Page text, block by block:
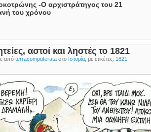
-Ο αρχιστράτηγος του 21
του χρόνου
αστοί και ληστές το 1821
από terracomputerataστο Ιστορία, με ετικέτες: 1821